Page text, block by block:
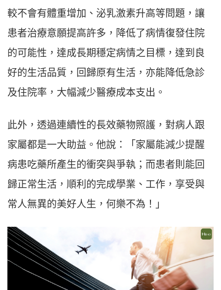
較不會有體重增加、泌乳激素升高等問題，讓
患者治療意願提高許多，降低了病情復發住院
的可能性，達成長期穩定病情之目標，達到良
好的生活品質，回歸原有生活，亦能降低急診
及住院率，大幅減少醫療成本支出。
此外，透過連續性的長效藥物照護，對病人跟
家屬都是一大助益。他說：「家屬能減少提醒
病患吃藥所產生的衝突與爭執；而患者則能回
歸正常生活，順利的完成學業、工作，享受與
常人無異的美好人生，何樂不為！」